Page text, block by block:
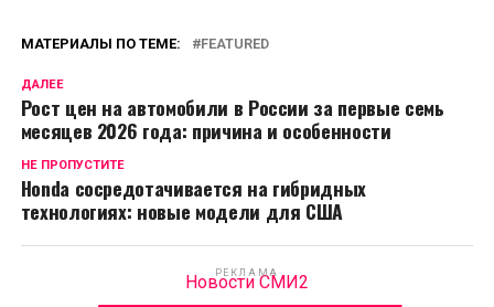
МАТЕРИАЛЫ ПО ТЕМЕ: FEATURED
ДАЛЕЕ
Рост цен на автомобили в России за первые семь
месяцев 2026 года: причина и особенности
НЕ ПРОПУСТИТЕ
Honda сосредотачивается на гибридных
технологиях: новые модели для США
РЕКЛАМА
Новости СМИ2